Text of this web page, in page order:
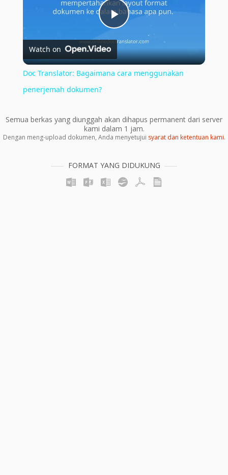
Play
Video
Watch on
Doc Translator: Bagaimana cara menggunakan
penerjemah dokumen?
Semua berkas yang diunggah akan dihapus permanent dari server
kami dalam 1 jam.
Dengan meng-upload dokumen, Anda menyetujui syarat dan ketentuan kami.
FORMAT YANG DIDUKUNG